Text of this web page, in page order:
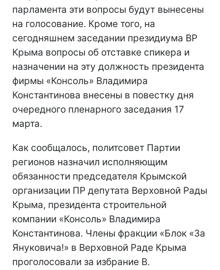
парламента эти вопросы будут вынесены
на голосование. Кроме того, на
сегодняшнем заседании президиума ВР
Крыма вопросы об отставке спикера и
назначении на эту должность президента
фирмы «Консоль» Владимира
Константинова внесены в повестку дня
очередного пленарного заседания 17
марта.
Как сообщалось, политсовет Партии
регионов назначил исполняющим
обязанности председателя Крымской
организации ПР депутата Верховной Рады
Крыма, президента строительной
компании «Консоль» Владимира
Константинова. Члены фракции «Блок «За
Януковича!» в Верховной Раде Крыма
проголосовали за избрание В.